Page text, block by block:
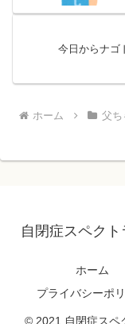
今日からナゴ
ホーム 父ち
自閉症スペク
ホーム
プライバシーポ
© 2021 自閉症スペ